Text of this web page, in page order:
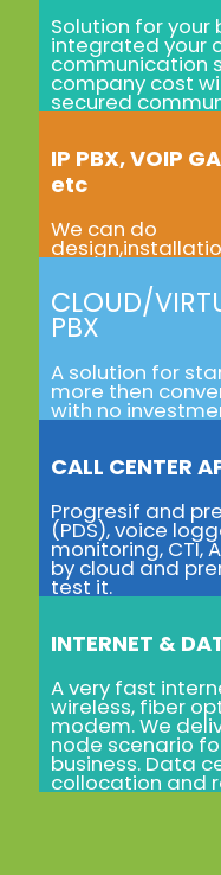
Solution for your
integrated your
communication
company cost
secured
IP PBX, VOIP
etc
We can do
CLOUD/
PBX
A solution for
more then
with no
CALL CENTER
Progresif and
(PDS), voice
monitoring, CTI,
by cloud and
test it.
INTERNET &
A very fast
wireless, fiber
modem. We
node scenario
business. Data
collocation and